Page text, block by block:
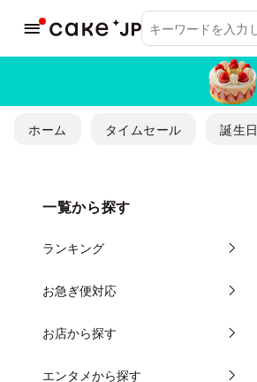
ホーム タイムセール 誕生日
一覧から探す
ランキング
お急ぎ便対応
お店から探す
エンタメから探す